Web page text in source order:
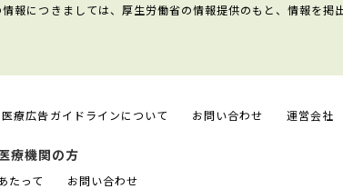
報につきましては、厚生労働省の情報提供のもと、情報を掲
医療広告ガイドラインについて お問い合わせ 運営会社
療機関の方
たって お問い合わせ